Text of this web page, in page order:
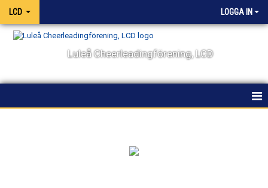
LCD LOGGA IN
Luleå Cheerleadingförening, LCD